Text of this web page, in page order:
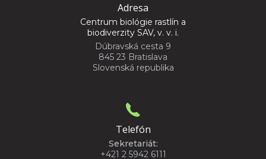
Adresa
Centrum biológie rastlín a
biodiverzity SAV, v. v. i.
Dúbravská cesta 9
845 23 Bratislava
Slovenská republika
Telefón
Sekretariát:
+421 2 5942 6111